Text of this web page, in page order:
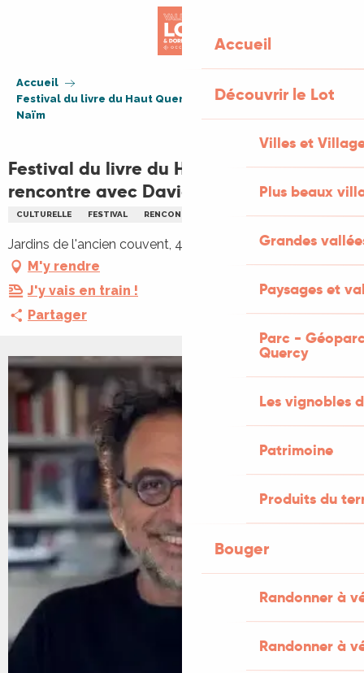
Accueil
Découvrir le Lot
Villes et
Plus beaux
Grandes
Paysages et
Parc -
Quercy
Les vignobles
Patrimoine
Produits du
Bouger
Randonner à
Randonner à
Accueil
Festival du livre du Haut Quercy - rencontre avec David
Naïm
Festival du livre du Haut Quercy -
rencontre avec David Naïm
CULTURELLE FESTIVAL RENCONTRES LITTÉRATURE
Jardins de l'ancien couvent, 46200 Meyronne
M'y rendre
J'y vais en train !
Partager